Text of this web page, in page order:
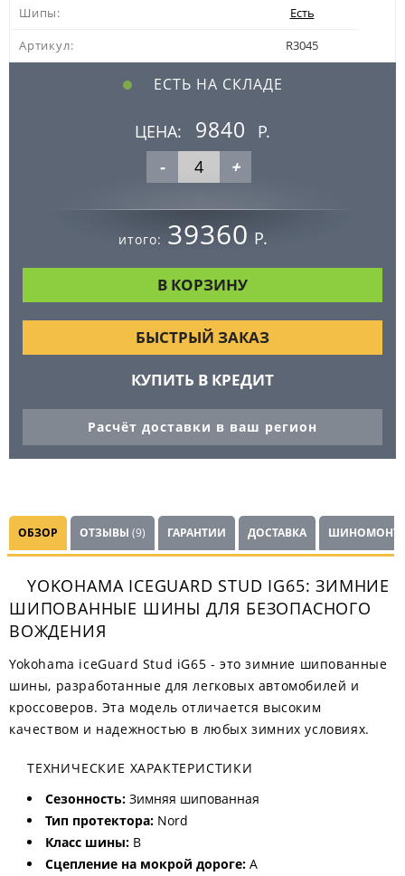
Шипы:
Есть
Артикул:
R3045
ЕСТЬ НА СКЛАДЕ
ЦЕНА: 9840
Р.
-
+
итого: 39360 Р.
БЫСТРЫЙ ЗАКАЗ
КУПИТЬ В КРЕДИТ
Расчёт доставки в ваш регион
ОБЗОР ОТЗЫВЫ (9) ГАРАНТИИ ДОСТАВКА
YOKOHAMA ICEGUARD STUD IG65: ЗИМНИЕ
ШИПОВАННЫЕ ШИНЫ ДЛЯ БЕЗОПАСНОГО
ВОЖДЕНИЯ
Yokohama iceGuard Stud iG65 - это зимние шипованные
шины, разработанные для легковых автомобилей и
кроссоверов. Эта модель отличается высоким
качеством и надежностью в любых зимних условиях.
ТЕХНИЧЕСКИЕ ХАРАКТЕРИСТИКИ
Сезонность: Зимняя шипованная
Тип протектора: Nord
Класс шины: B
Сцепление на мокрой дороге: A